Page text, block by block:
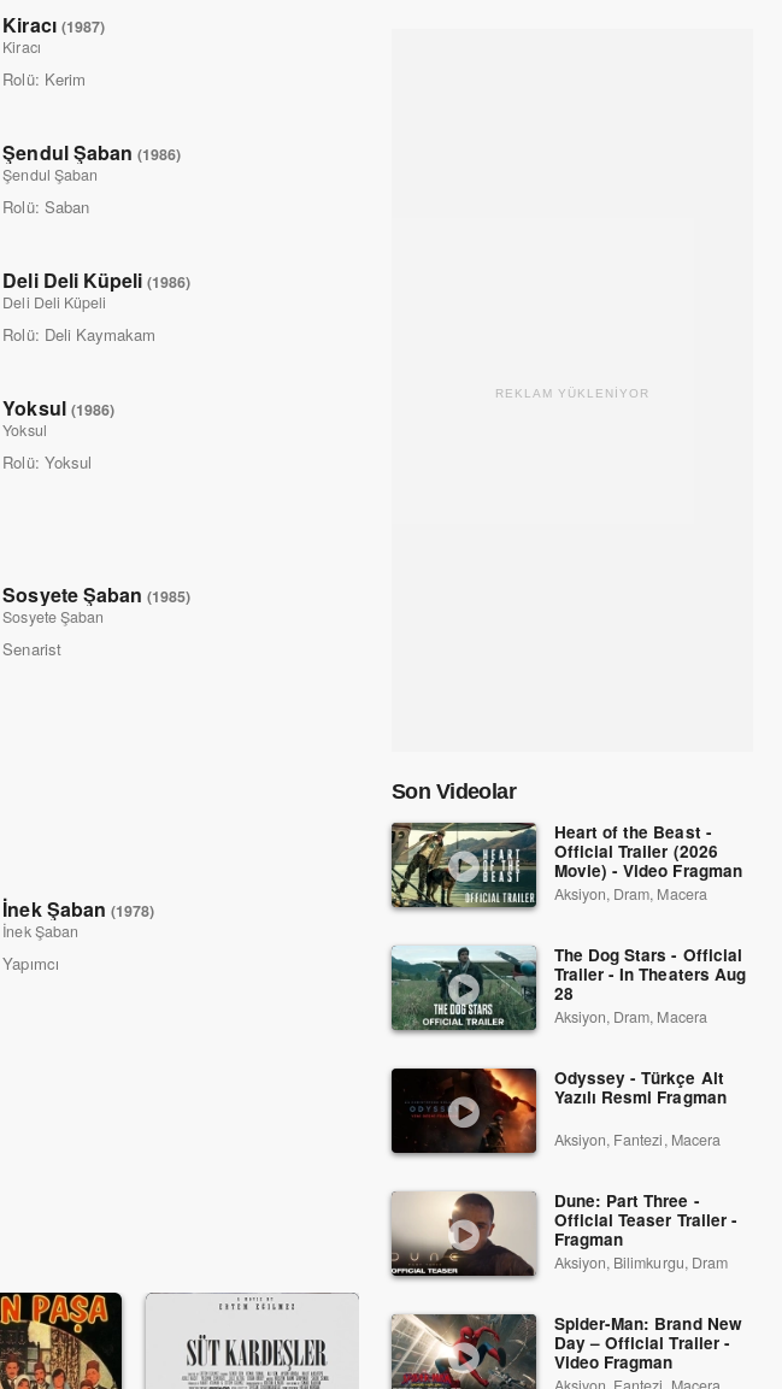
Kiracı (1987)
Kiracı
Rolü: Kerim
Şendul Şaban (1986)
Şendul Şaban
Rolü: Saban
Deli Deli Küpeli(1986)
Deli Deli Küpeli
Rolü: Deli Kaymakam
Yoksul (1986)
Yoksul
Rolü: Yoksul
Sosyete Şaban (1985)
Sosyete Şaban
Senarist
İnek Şaban (1978)
İnek Şaban
Yapımcı
REKLAM YÜKLENİYOR
Son Videolar
Heart of the Beast -
Official Trailer (2026
Movie) - Video Fragman
Aksiyon, Dram, Macera
The Dog Stars - Official
Trailer - In Theaters Aug
28
Aksiyon, Dram, Macera
Odyssey - Türkçe Alt
Yazılı Resmi Fragman
Aksiyon, Fantezi, Macera
Dune: Part Three -
Official Teaser Trailer -
Fragman
Aksiyon, Bilimkurgu, Dram
Spider-Man: Brand New
Day – Official Trailer -
Video Fragman